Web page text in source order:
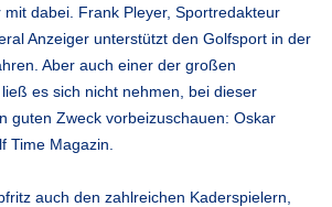
dabei. Frank Pleyer, Sportredakteur
Anzeiger unterstützt den Golfsport in der
Aber auch einer der großen
es sich nicht nehmen, bei dieser
guten Zweck vorbeizuschauen: Oskar
Time Magazin.
auch den zahlreichen Kaderspielern,